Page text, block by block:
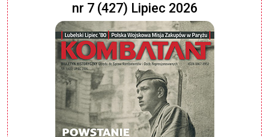
nr 7 (427) Lipiec 2026